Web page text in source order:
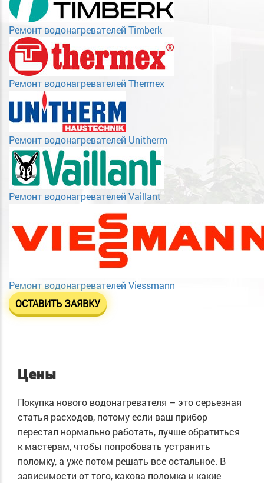
Ремонт водонагревателей Timberk
Ремонт водонагревателей Thermex
Ремонт водонагревателей Unitherm
Ремонт водонагревателей Vaillant
Ремонт водонагревателей Viessmann
ОСТАВИТЬ ЗАЯВКУ
Цены
Покупка нового водонагревателя – это серьезная
статья расходов, потому если ваш прибор
перестал нормально работать, лучше обратиться
к мастерам, чтобы попробовать устранить
поломку, а уже потом решать все остальное. В
зависимости от того, какова поломка и какие